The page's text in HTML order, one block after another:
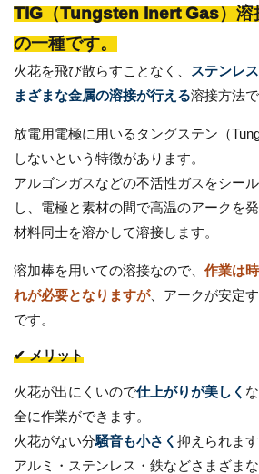
TIG（Tungsten Inert Gas）溶
の一種です。
火花を飛び散らすことなく、
ステンレ
まざまな金属の溶接が行える溶接方法で
放電用電極に用いるタングステン（
しないという特徴があります。
アルゴンガスなどの不活性ガスをシー
し、電極と素材の間で高温のアークを
材料同士を溶かして溶接します。
溶加棒を用いての溶接なので、 作業は
れが必要となりますが、アークが安定
です。
✔ メリット
火花が出にくいので仕上がりが美しく
全に作業ができます。
火花がない分騒音も小さく 抑えられます
アルミ・ステンレス・鉄などさまざま